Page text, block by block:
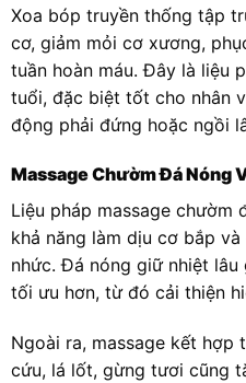
Xoa bóp truyền thống tập
cơ, giảm mỏi cơ xương,
tuần hoàn máu. Đây là liệu
tuổi, đặc biệt tốt cho nhân
động phải đứng hoặc ngồi
Massage Chườm Đá Nóng
Liệu pháp massage chườm
khả năng làm dịu cơ bắp
nhức. Đá nóng giữ nhiệt
tối ưu hơn, từ đó cải thiện
Ngoài ra, massage kết hợp
cứu, lá lốt, gừng tươi cũng